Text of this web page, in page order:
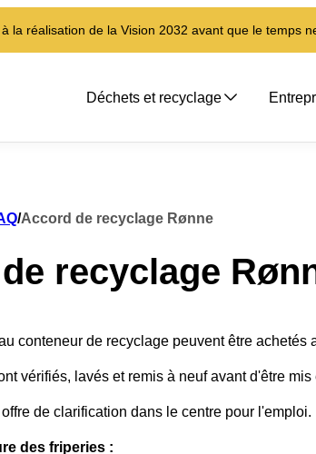
à la réalisation de la Vision 2032 avant que le temps
Déchets et recyclage
/Accord de recyclage Rønne
recyclage
conteneur de recyclage peuvent être
vérifiés, lavés et remis à neuf avant d'être
de clarification dans le centre pour l'emploi.
des friperies :